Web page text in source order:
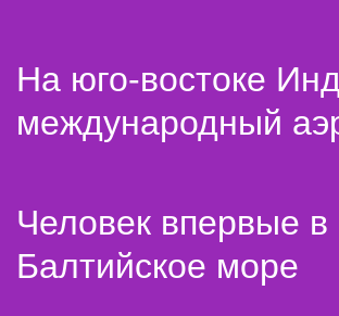
На юго-востоке
международный
Человек впервые
Балтийское море